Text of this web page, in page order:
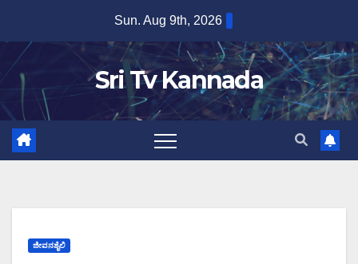
content
Sun. Aug 9th, 2026
Sri Tv Kannada
ಜೀವನಶೈಲಿ